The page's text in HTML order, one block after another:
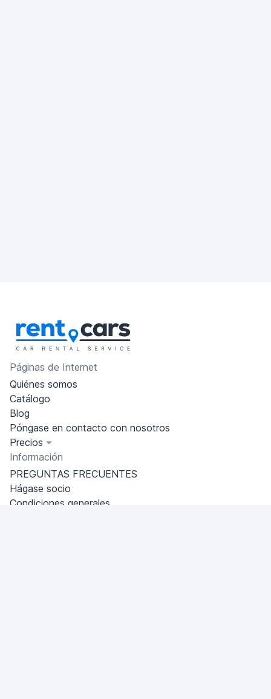
Páginas de Internet
Quiénes somos
Catálogo
Blog
Póngase en contacto con nosotros
Precios
Información
PREGUNTAS FRECUENTES
Hágase socio
Condiciones generales